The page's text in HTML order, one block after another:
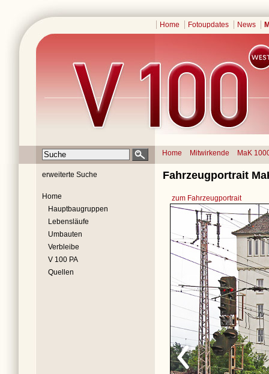
Home Fotoupdates News
Home Mitwirkende MaK
erweiterte Suche
Home
Hauptbaugruppen
Lebensläufe
Umbauten
Verbleibe
V 100 PA
Quellen
Fahrzeugportrait
zum Fahrzeugportrait